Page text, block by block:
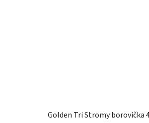
Golden Tri Stromy borovička